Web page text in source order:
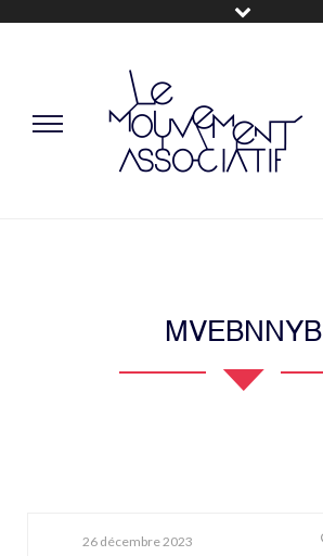
MVEBNNYB
26 décembre 2023